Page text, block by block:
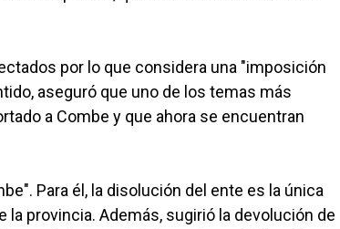
por lo que considera una "imposición
aseguró que uno de los temas más
a Combe y que ahora se encuentran
Para él, la disolución del ente es la única
provincia. Además, sugirió la devolución de